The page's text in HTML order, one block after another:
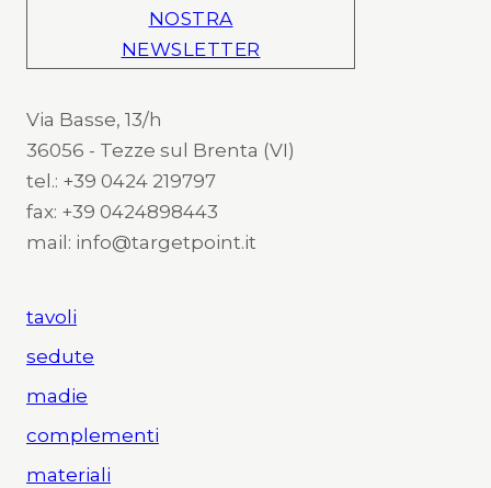
NOSTRA
NEWSLETTER
Via Basse, 13/h
36056 - Tezze sul Brenta (VI)
tel.: +39 0424 219797
fax: +39 0424898443
mail: info@targetpoint.it
tavoli
sedute
madie
complementi
materiali